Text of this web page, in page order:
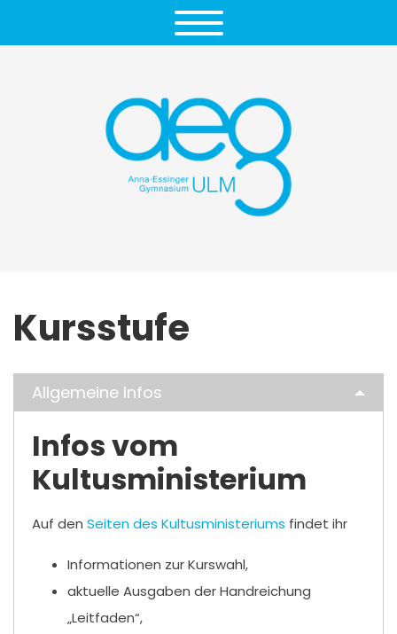
Kursstufe
Allgemeine Infos
Infos vom
Kultusministerium
Auf den Seiten des Kultusministeriums findet ihr
Informationen zur Kurswahl,
aktuelle Ausgaben der Handreichung
„Leitfaden“,